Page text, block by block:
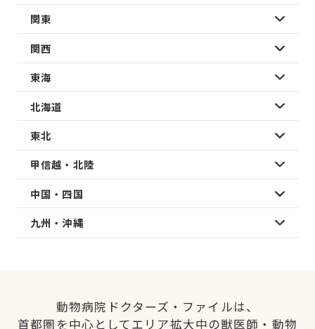
関東
関西
東海
北海道
東北
甲信越・北陸
中国・四国
九州・沖縄
動物病院ドクターズ・ファイルは、
首都圏を中心としてエリア拡大中の獣医師・動物